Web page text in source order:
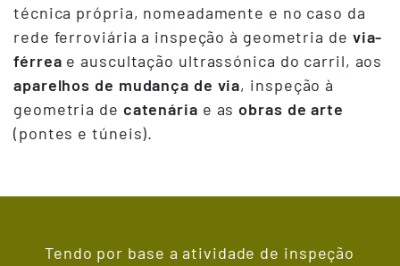
técnica própria, nomeadamente e no caso da
rede ferroviária a inspeção à geometria de via-
férrea e auscultação ultrassónica do carril, aos
aparelhos de mudança de via, inspeção à
geometria de catenária e asobras de arte
(pontes e túneis).
Tendo por base a atividade de inspeção